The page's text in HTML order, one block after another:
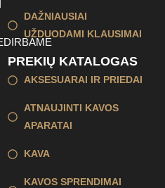
DAŽNIAUSIAI
UŽDUODAMI KLAUSIMAI
PREKIŲ KATALOGAS
AKSESUARAI IR PRIEDAI
ATNAUJINTI KAVOS
APARATAI
KAVA
KAVOS SPRENDIMAI